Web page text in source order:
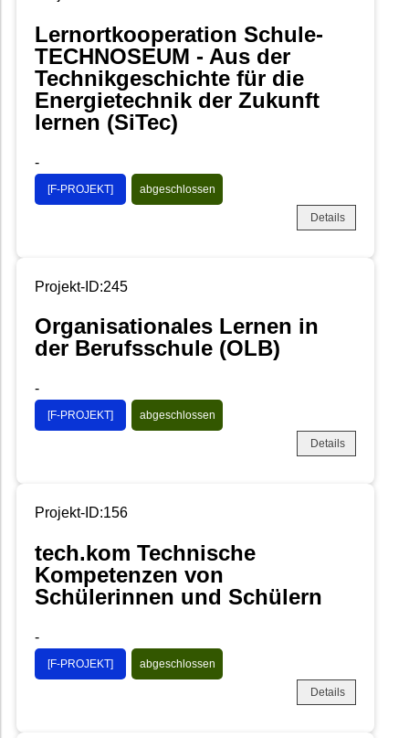
Lernortkooperation Schule-
TECHNOSEUM - Aus der
Technikgeschichte für die
Energietechnik der Zukunft
lernen (SiTec)
-
[F-PROJEKT] abgeschlossen
Details
Projekt-ID:245
Organisationales Lernen in
der Berufsschule (OLB)
-
[F-PROJEKT] abgeschlossen
Details
Projekt-ID:156
tech.kom Technische
Kompetenzen von
Schülerinnen und Schülern
-
[F-PROJEKT] abgeschlossen
Details